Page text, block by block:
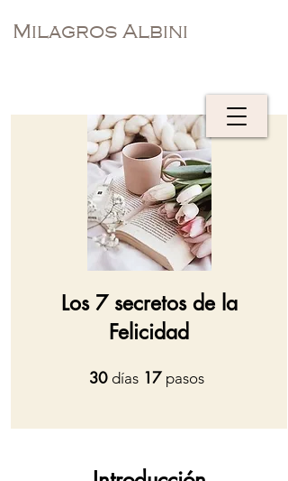
Milagros Albini
Los 7 secretos de la
Felicidad
30 días 30 días
17 pasos